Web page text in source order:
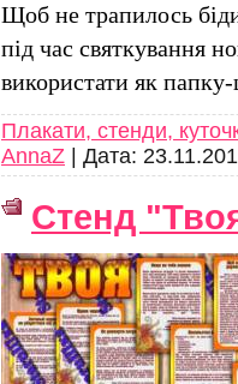
Щоб не трапилось
під час святкування
використати як
Плакати, стенди,
AnnaZ | Дата:
Стенд